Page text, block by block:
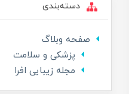
دسته‌بندی
صفحه وبلاگ
پزشکی و سلامت
مجله زیبایی افرا